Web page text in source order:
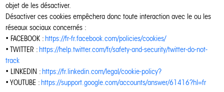
objet de les désactiver.
Désactiver ces cookies empêchera donc toute interaction avec le ou les
réseaux sociaux concernés :
• FACEBOOK : https://fr-fr.facebook.com/policies/cookies/
• TWITTER : https://help.twitter.com/fr/safety-and-security/twitter-do-not-
track
• LINKEDIN : https://fr.linkedin.com/legal/cookie-policy?
• YOUTUBE : https://support.google.com/accounts/answer/61416?hl=fr